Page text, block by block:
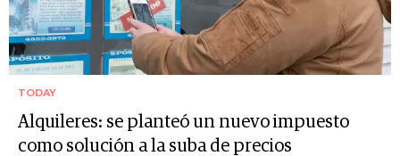
TODAY
Alquileres: se planteó un nuevo impuesto
como solución a la suba de precios